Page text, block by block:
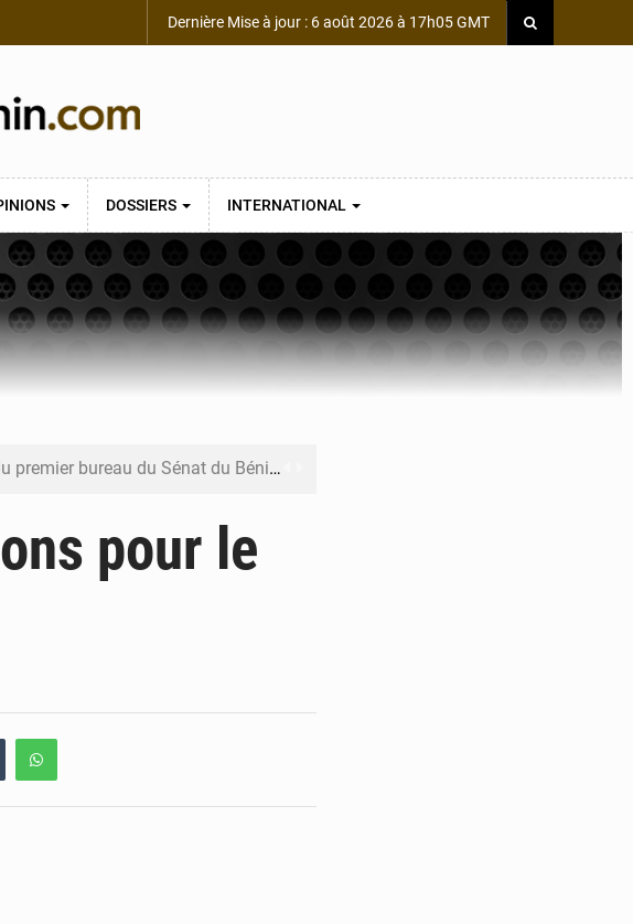
Dernière Mise à jour : 6 août 2026 à 17h05 GMT
DOSSIERS INTERNATIONAL
premier bureau du Sénat du Bénin
partenariat inéditpour le